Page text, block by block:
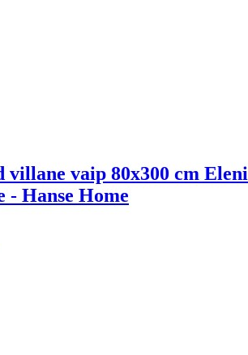
villane vaip 80x300 cm Eleni
Hanse Home